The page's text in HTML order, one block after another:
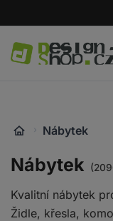
k
obsahu
Go
Nábytek
Nábytek
Kvalitní nábytek
Židle, křesla,